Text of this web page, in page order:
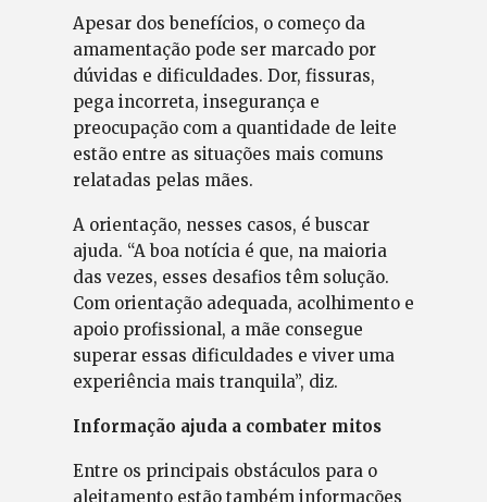
Apesar dos benefícios, o começo da
amamentação pode ser marcado por
dúvidas e dificuldades. Dor, fissuras,
pega incorreta, insegurança e
preocupação com a quantidade de leite
estão entre as situações mais comuns
relatadas pelas mães.
A orientação, nesses casos, é buscar
ajuda. “A boa notícia é que, na maioria
das vezes, esses desafios têm solução.
Com orientação adequada, acolhimento e
apoio profissional, a mãe consegue
superar essas dificuldades e viver uma
experiência mais tranquila”, diz.
Informação ajuda a combater mitos
Entre os principais obstáculos para o
aleitamento estão também informações